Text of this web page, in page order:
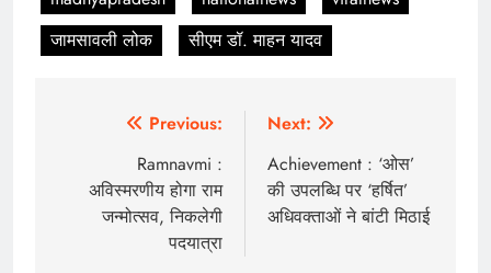
जामसावली लोक
सीएम डॉ. माहन यादव
navigation
Previous:
Ramnavmi :
अविस्मरणीय होगा राम
जन्मोत्सव, निकलेगी
पदयात्रा
Next:
Achievement : ‘ओस’
की उपलब्धि पर ‘हर्षित’
अधिवक्ताओं ने बांटी मिठाई